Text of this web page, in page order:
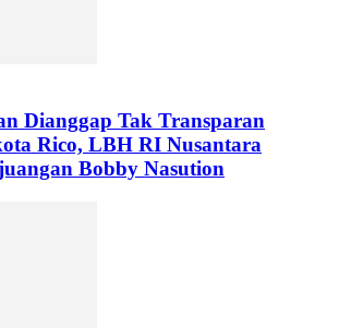
Dianggap Tak Transparan
Rico, LBH RI Nusantara
Bobby Nasution